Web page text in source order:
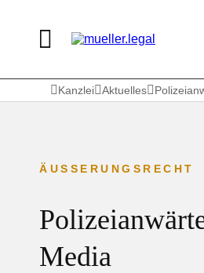
Kanzlei Aktuelles
ÄUSSERUNGSRECHT
Media